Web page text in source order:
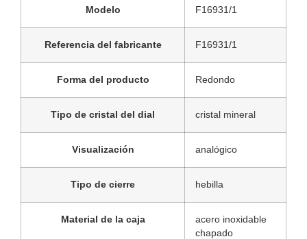
Modelo F16931/1
Referencia del fabricante F16931/1
Forma del producto Redondo
Tipo de cristal del dial cristal mineral
Visualización analógico
Tipo de cierre hebilla
Material de la caja
acero inoxidable
chapado